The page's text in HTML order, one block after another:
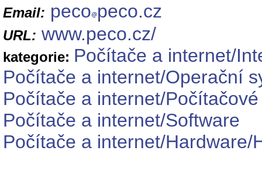
Email: peco peco.cz
URL: www.peco.cz/
kategorie: Počítače a internet/
Počítače a internet/Operační
Počítače a internet/
Počítače a internet/Software
Počítače a internet/